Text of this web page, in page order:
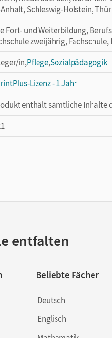
Schleswig-Holstein,
Fort- und Weiterbildung,
zweijährig,
in,Pflege,Sozialpädagogik
Lizenz - 1 Jahr
enthält sämtliche Inhalte
Lizenz für
Silvia
entfalten
Beliebte Fächer
Deutsch
Englisch